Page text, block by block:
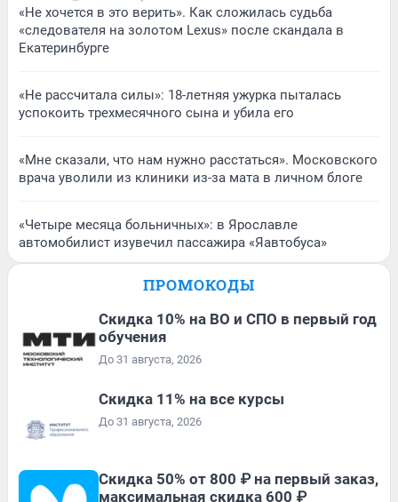
«Не хочется в это верить». Как сложилась судьба
«следователя на золотом Lexus» после скандала в
Екатеринбурге
«Не рассчитала силы»: 18-летняя ужурка пыталась
успокоить трехмесячного сына и убила его
«Мне сказали, что нам нужно расстаться». Московского
врача уволили из клиники из-за мата в личном блоге
«Четыре месяца больничных»: в Ярославле
автомобилист изувечил пассажира «Яавтобуса»
ПРОМОКОДЫ
Скидка 10% на ВО и СПО в первый год
обучения
До 31 августа, 2026
Скидка 11% на все курсы
До 31 августа, 2026
Скидка 50% от 800 ₽ на первый заказ,
максимальная скидка 600 ₽